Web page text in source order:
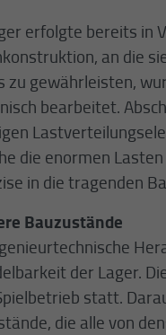
erfolgte bereits in
an die
zu gewährleisten,
bearbeitet.
die enormen
in die tragenden
Bauzustände
der Lager.
statt.
die alle von